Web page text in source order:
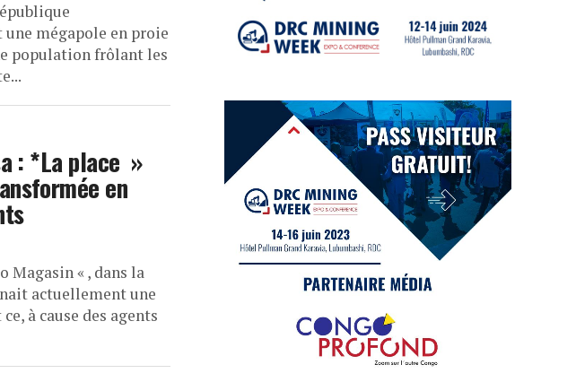
mégapole en proie
population frôlant les
: *La place »
en
Magasin « , dans la
actuellement une
à cause des agents